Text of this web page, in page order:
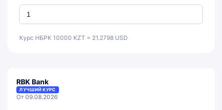
Курс НБРК 10000 KZT = 21.2798 USD
RBK Bank
ЛУЧШИЙ КУРС
От 09.08.2026